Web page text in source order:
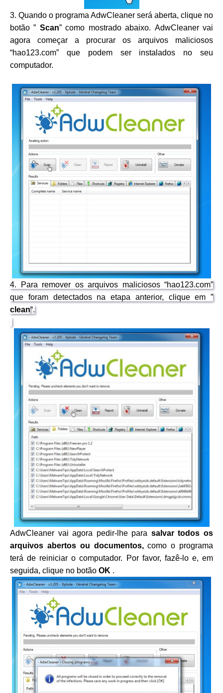
3. Quando o programa AdwCleaner será aberta, clique no
botão ” Scan” como mostrado abaixo. AdwCleaner vai
agora começar a procurar os arquivos maliciosos
“hao123.com” que podem ser instalados no seu
computador.
4. Para remover os arquivos maliciosos “hao123.com”
que foram detectados na etapa anterior, clique em ”
clean“.
AdwCleaner vai agora pedir-lhe para salvar todos os
arquivos abertos ou documentos,como o programa
terá de reiniciar o computador. Por favor, fazê-lo e, em
seguida, clique no botão OK .